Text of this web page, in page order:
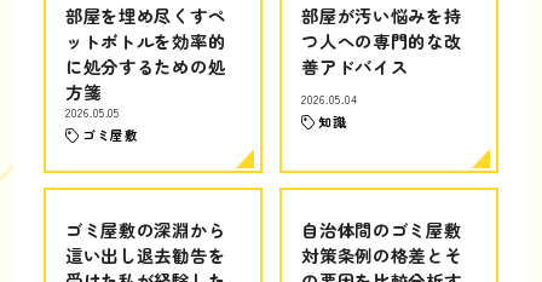
部屋を埋め尽くすペ
ットボトルを効率的
に処分するための処
方箋
2026.05.05
ゴミ屋敷
部屋が汚い悩みを持
つ人への専門的な改
善アドバイス
2026.05.04
知識
ゴミ屋敷の深淵から
這い出し退去勧告を
自治体間のゴミ屋敷
対策条例の格差とそ